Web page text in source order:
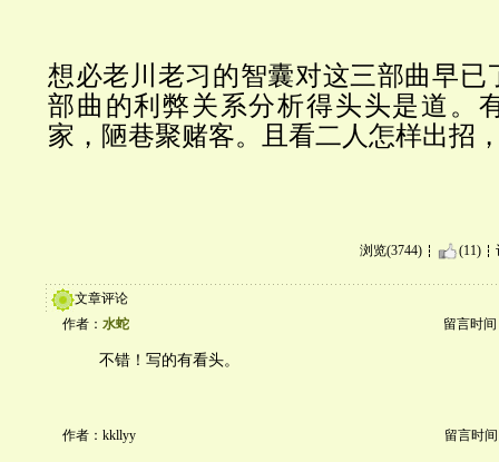
想必老川老习的智囊对这三部曲早已
部曲的利弊关系分析得头头是道。
家，陋巷聚赌客。且看二人怎样出招
浏览(3744) (11)
文章评论
作者： 水蛇 留言时间
不错！写的有看头。
作者：kkllyy 留言时间